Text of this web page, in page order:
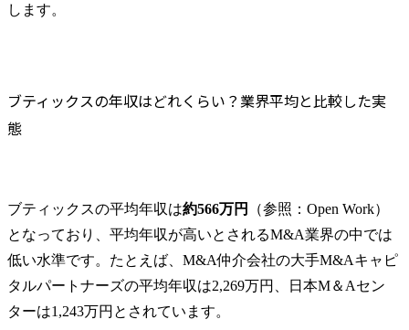
します。
ブティックスの年収はどれくらい？業界平均と比較した実
態
ブティックスの平均年収は約566万円
（参照：Open Work）
となっており、平均年収が高いとされるM&A業界の中では
低い水準です。たとえば、M&A仲介会社の大手M&Aキャピ
タルパートナーズの平均年収は2,269万円、日本M＆Aセン
ターは1,243万円とされています。